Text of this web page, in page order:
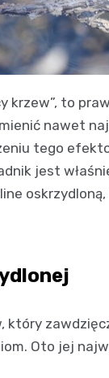
krzew”, to
nawet
tego
jest
który
Oto jej